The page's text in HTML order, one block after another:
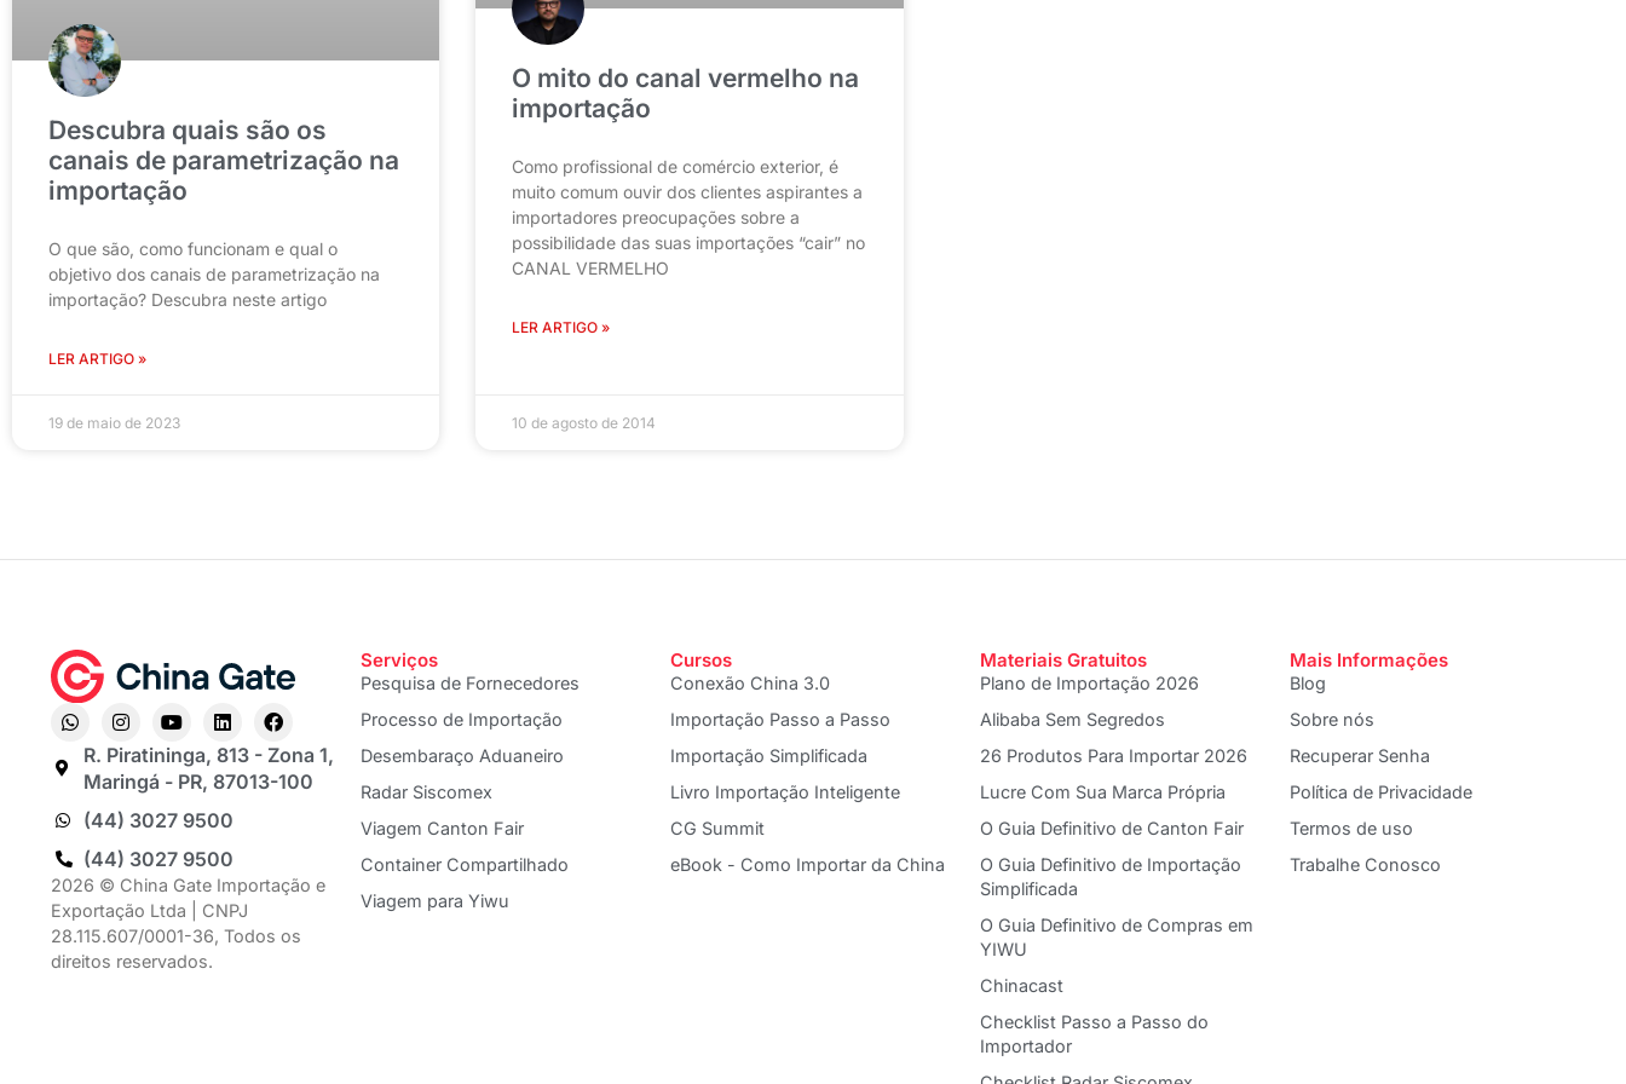
Descubra quais são os
canais de parametrização na
importação
O que são, como funcionam e qual o
objetivo dos canais de parametrização na
importação? Descubra neste artigo
LER ARTIGO »
19 de maio de 2023
O mito do canal vermelho na
importação
Como profissional de comércio exterior, é
muito comum ouvir dos clientes aspirantes a
importadores preocupações sobre a
possibilidade das suas importações “cair” no
CANAL VERMELHO
LER ARTIGO »
10 de agosto de 2014
R. Piratininga, 813 - Zona 1,
Maringá - PR, 87013-100
(44) 3027 9500
(44) 3027 9500
2026 © China Gate Importação e
Exportação Ltda | CNPJ
28.115.607/0001-36, Todos os
direitos reservados.
Serviços
Pesquisa de Fornecedores
Processo de Importação
Desembaraço Aduaneiro
Radar Siscomex
Viagem Canton Fair
Container Compartilhado
Viagem para Yiwu
Cursos
Conexão China 3.0
Importação Passo a Passo
Importação Simplificada
Livro Importação Inteligente
CG Summit
eBook - Como Importar da China
Materiais Gratuitos
Plano de Importação 2026
Alibaba Sem Segredos
26 Produtos Para Importar 2026
Lucre Com Sua Marca Própria
O Guia Definitivo de Canton Fair
O Guia Definitivo de Importação
Simplificada
O Guia Definitivo de Compras em
YIWU
Chinacast
Checklist Passo a Passo do
Importador
Mais Informações
Blog
Sobre nós
Recuperar Senha
Política de Privacidade
Termos de uso
Trabalhe Conosco